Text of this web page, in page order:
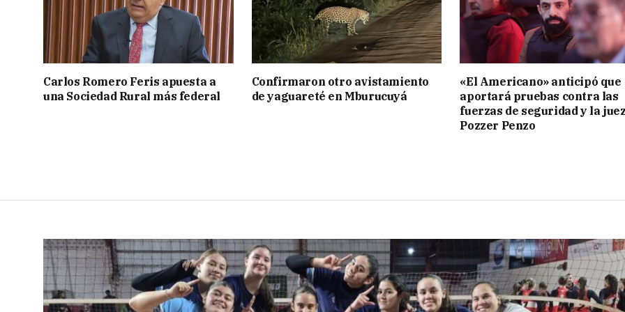
Carlos Romero Feris apuesta a
una Sociedad Rural más federal
Confirmaron otro avistamiento
de yaguareté en Mburucuyá
«El Americano» anticipó que
aportará pruebas contra las
fuerzas de seguridad y la
Pozzer Penzo